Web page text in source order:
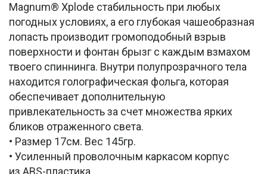
Magnum® Xplode стабильность при любых
погодных условиях, а его глубокая чашеобразная
лопасть производит громоподобный взрыв
поверхности и фонтан брызг с каждым взмахом
твоего спиннинга. Внутри полупрозрачного тела
находится голографическая фольга, которая
обеспечивает дополнительную
привлекательность за счет множества ярких
бликов отраженного света.
• Размер 17см. Вес 145гр.
• Усиленный проволочным каркасом корпус